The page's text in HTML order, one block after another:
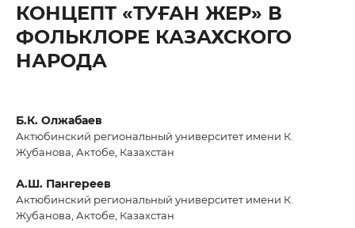
КОНЦЕПТ «ТУҒАН ЖЕР» В
ФОЛЬКЛОРЕ КАЗАХСКОГО
НАРОДА
Б.К. Олжабаев
Актюбинский региональный университет имени К.
Жубанова, Актобе, Казахстан
А.Ш. Пангереев
Актюбинский региональный университет имени К.
Жубанова, Актобе, Казахстан